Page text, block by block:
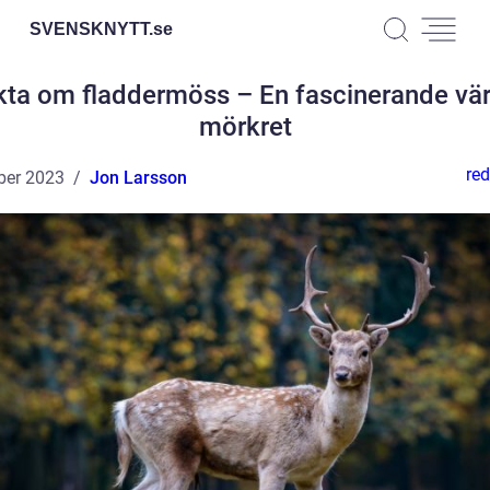
SVENSKNYTT.se
om fladdermöss – En fascinerande
mörkret
2023 Jon Larsson